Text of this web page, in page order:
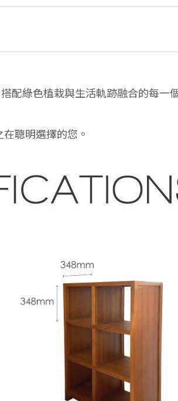
配綠色植栽與生活軌跡融合的每一
聰明選擇的您。